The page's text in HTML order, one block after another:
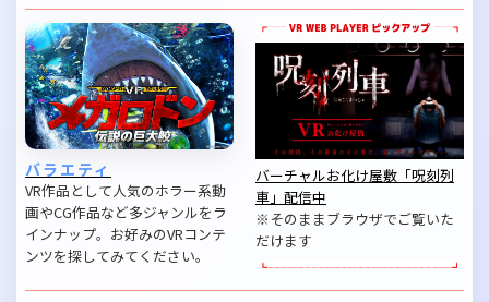
バラエティ
VR作品として人気のホラー系動
画やCG作品など多ジャンルをラ
インナップ。お好みのVRコンテ
ンツを探してみてください。
バーチャルお化け屋敷「呪刻列
車」配信中
※そのままブラウザでご覧いた
だけます